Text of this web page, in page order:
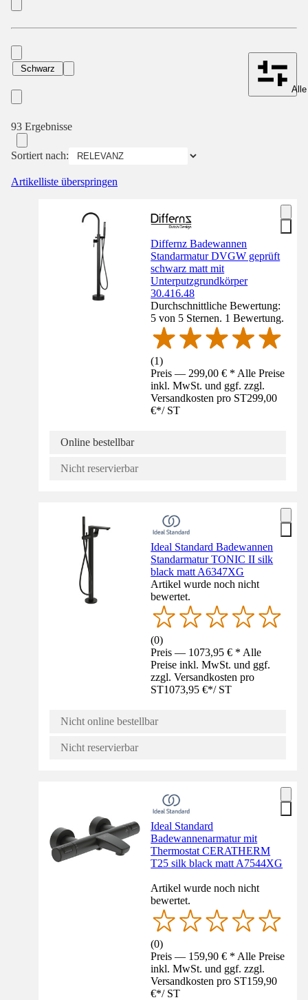
Schwarz
93 Ergebnisse
Sortiert nach:
Artikelliste überspringen
Differnz Badewannen
Standarmatur DVGW geprüft
schwarz matt mit
Unterputzgrundkörper
30.416.48
Durchschnittliche Bewertung:
5 von 5 Sternen. 1 Bewertung.
(1)
Preis — 299,00 € * Alle Preise
inkl. MwSt. und ggf. zzgl.
Versandkosten pro ST299,00
€*/ ST
Online bestellbar
Nicht reservierbar
Ideal Standard Badewannen
Standarmatur TONIC II silk
black matt A6347XG
Artikel wurde noch nicht
bewertet.
(0)
Preis — 1073,95 € * Alle
Preise inkl. MwSt. und ggf.
zzgl. Versandkosten pro
ST1073,95 €*/ ST
Nicht online bestellbar
Nicht reservierbar
Ideal Standard
Badewannenarmatur mit
Thermostat CERATHERM
T25 silk black matt A7544XG
Artikel wurde noch nicht
bewertet.
(0)
Preis — 159,90 € * Alle Preise
inkl. MwSt. und ggf. zzgl.
Versandkosten pro ST159,90
€*/ ST